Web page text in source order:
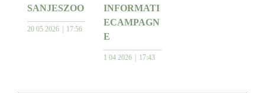
SANJESZOO
20 05 2026 17:56
INFORMATI
ECAMPAGN
E
1 04 2026 17:43